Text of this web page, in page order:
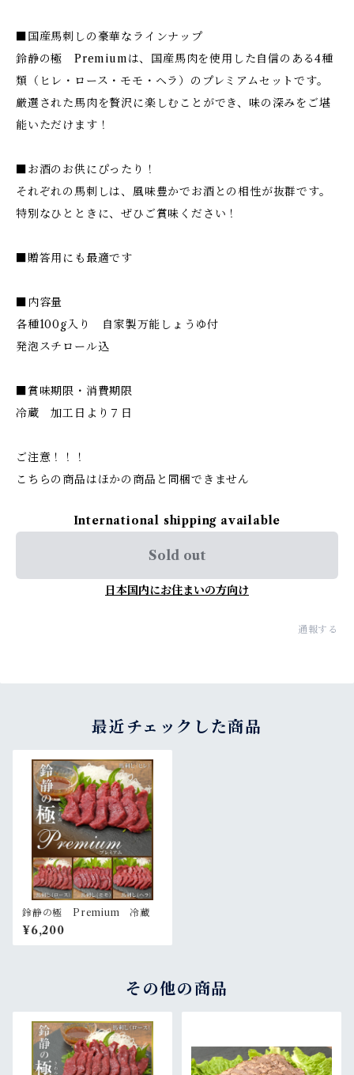
■国産馬刺しの豪華なラインナップ
鈴静の極 Premiumは、国産馬肉を使用した自信のある4種
類（ヒレ・ロース・モモ・ヘラ）のプレミアムセットです。
厳選された馬肉を贅沢に楽しむことができ、味の深みをご堪
能いただけます！
■お酒のお供にぴったり！
それぞれの馬刺しは、風味豊かでお酒との相性が抜群です。
特別なひとときに、ぜひご賞味ください！
■贈答用にも最適です
■内容量
各種100g入り 自家製万能しょうゆ付
発泡スチロール込
■賞味期限・消費期限
冷蔵 加工日より７日
ご注意！！！
こちらの商品はほかの商品と同梱できません
International shipping available
Sold out
日本国内にお住まいの方向け
通報する
最近チェックした商品
鈴静の極 Premium 冷蔵
¥6,200
その他の商品